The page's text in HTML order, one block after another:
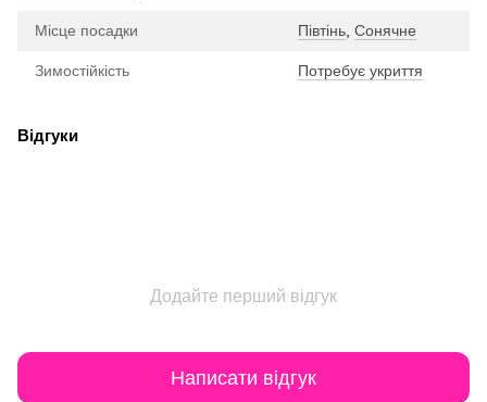
Місце посадки Півтінь Сонячне
Зимостійкість Потребує укриття
Відгуки
Додайте перший відгук
Написати відгук